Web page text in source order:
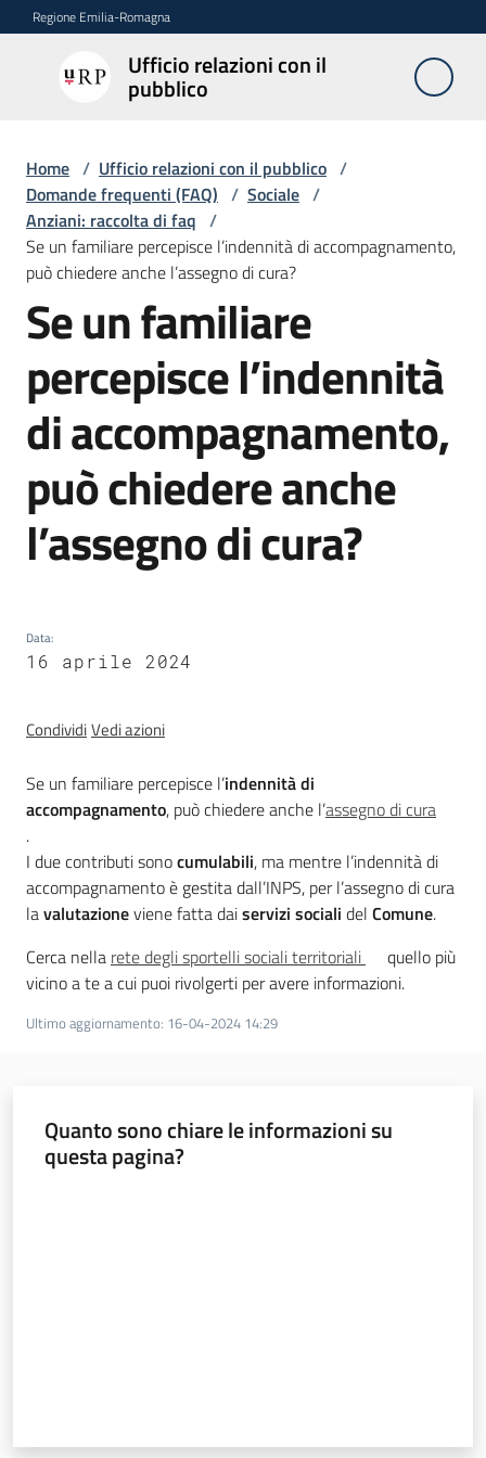
Vai al contenuto
Vai alla navigazione
Vai al footer
Regione Emilia-Romagna
Ufficio relazioni con il
pubblico
Ufficio
relazioni
pubblico
Novità
Servizi
dell'Urp
Accesso
e
trasparenza
(FAQ)
Menu selezionato
e
s
o
e
e
o
g
a
n
Regione
Home / Ufficio relazioni con il pubblico /
Domande frequenti (FAQ) / Sociale /
Anziani: raccolta di faq /
Se un familiare percepisce l’indennità di accompagnamento,
può chiedere anche l’assegno di cura?
Salta al contenuto
Se un familiare
percepisce l’indennità
di accompagnamento,
può chiedere anche
l’assegno di cura?
Data:
16 aprile 2024
CondividiVedi azioni
Se un familiare percepisce l’indennità di
accompagnamento, può chiedere anche l’assegno di cura
.
I due contributi sonocumulabili, ma mentre l’indennità di
accompagnamento è gestita dall’INPS, per l’assegno di cura
lavalutazioneviene fatta daiservizi sociali del Comune.
Cerca nella rete degli sportelli sociali territoriali
quello più
vicino a te a cui puoi rivolgerti per avere informazioni.
Ultimo aggiornamento: 16-04-2024 14:29
Quanto sono chiare le informazioni su
questa pagina?